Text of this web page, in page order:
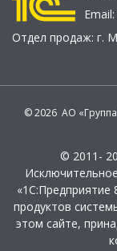
Email:
Отдел продаж: г.
© 2026 АО «Группа
© 2011-
«1С:Предприятие
продуктов
этом сайте,